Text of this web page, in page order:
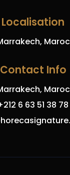
Localisation
Maroc
Contact Info
Maroc
6 63 51 38 78